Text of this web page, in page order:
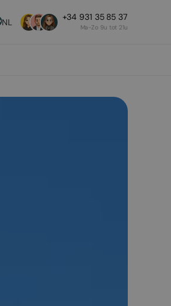
NL +34 931 35 85 37
Ma-Zo 9u tot 21u